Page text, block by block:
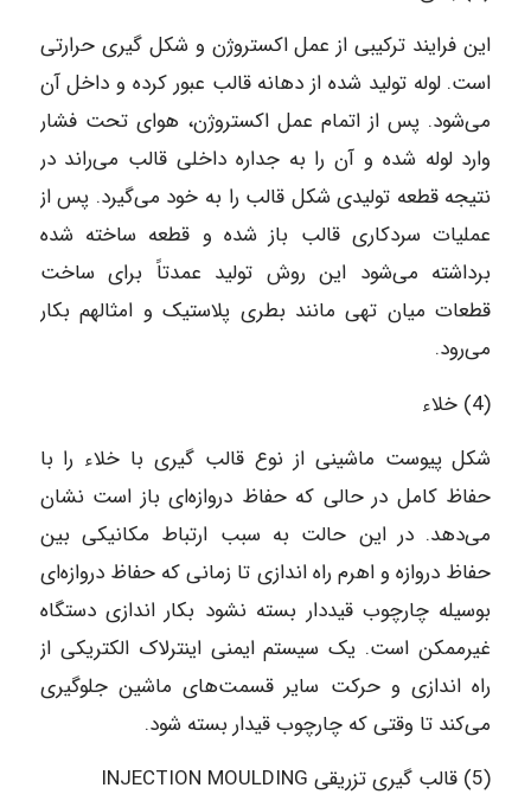
این فرایند ترکیبی از عمل اکستروژن و شکل گیری حرارتی
است. لوله تولید شده از دهانه قالب عبور کرده و داخل آن
می‌شود. پس از اتمام عمل اکستروژن، هوای تحت فشار
وارد لوله شده و آن را به جداره داخلی قالب می‌راند در
نتیجه قطعه تولیدی شکل قالب را به خود می‌گیرد. پس از
عملیات سردکاری قالب باز شده و قطعه ساخته شده
برداشته می‌شود این روش تولید عمدتاً برای ساخت
قطعات میان تهی مانند بطری پلاستیک و امثالهم بکار
می‌رود.
(4) خلاء
شکل پیوست ماشینی از نوع قالب گیری با خلاء را با
حفاظ کامل در حالی که حفاظ دروازه‌ای باز است نشان
می‌دهد. در این حالت به سبب ارتباط مکانیکی بین
حفاظ دروازه و اهرم راه اندازی تا زمانی که حفاظ دروازه‌ای
بوسیله چارچوب قیددار بسته نشود بکار اندازی دستگاه
غیرممکن است. یک سیستم ایمنی اینترلاک الکتریکی از
راه اندازی و حرکت سایر قسمت‌های ماشین جلوگیری
می‌کند تا وقتی که چارچوب قیدار بسته شود.
(5) قالب گیری تزریقی INJECTION MOULDING